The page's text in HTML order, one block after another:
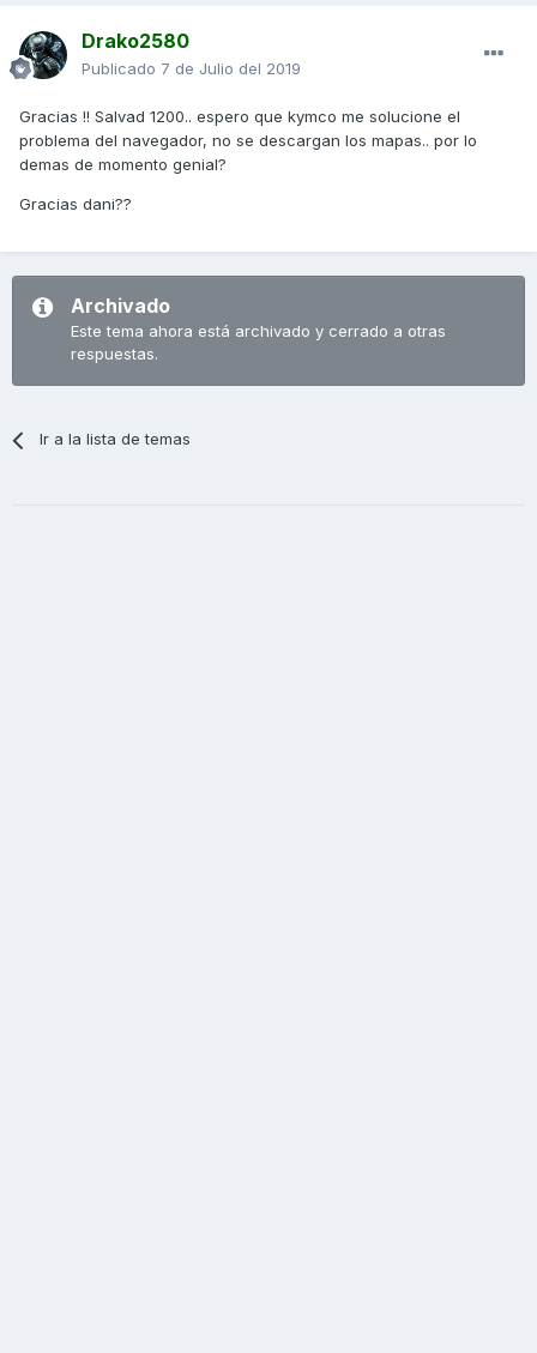
Drako2580
Publicado 7 de Julio del 2019
Gracias !! Salvad 1200.. espero que kymco me solucione el
problema del navegador, no se descargan los mapas.. por lo
demas de momento genial?
Gracias dani??
Archivado
Este tema ahora está archivado y cerrado a otras
respuestas.
Ir a la lista de temas